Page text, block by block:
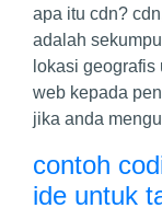
apa itu cdn?
adalah
lokasi
web kepada
jika anda
contoh
ide untuk